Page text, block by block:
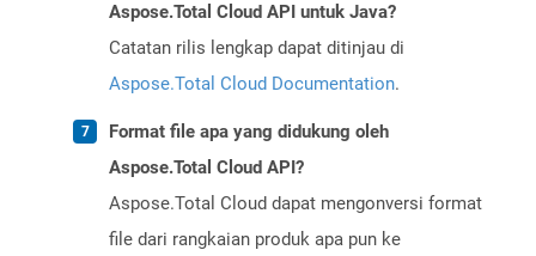
Aspose.Total Cloud API untuk Java?
Catatan rilis lengkap dapat ditinjau di
Aspose.Total Cloud Documentation.
Format file apa yang didukung oleh
Aspose.Total Cloud API?
Aspose.Total Cloud dapat mengonversi format
file dari rangkaian produk apa pun ke